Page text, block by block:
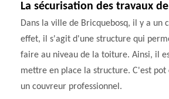
La sécurisation des travaux
Dans la ville de Bricquebosq, il y a un
effet, il s'agit d'une structure qui
faire au niveau de la toiture. Ainsi, il
mettre en place la structure. C'est pot
un couvreur professionnel.